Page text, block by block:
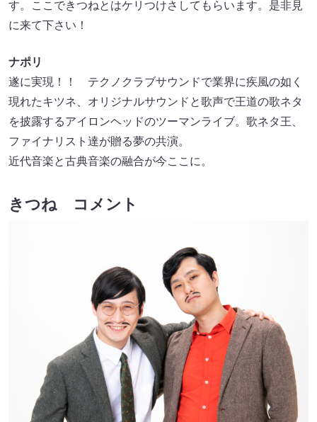
す。ここできつねとはケリつけさしてもらいます。是非見
に来て下さい！
ナポリ
遂に実現！！ テクノクラブサウンドで業界に疾風の如く
現れたキツネ、オリジナルサウンドと歌声で王道の歌ネタ
を披露するアイロンヘッドのツーマンライブ。歌ネタ王、
ファイナリスト達が贈る夢の共演。
近代音楽と古典音楽の融合が今ここに。
きつね コメント